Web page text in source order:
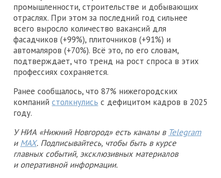
промышленности, строительстве и добывающих
отраслях. При этом за последний год сильнее
всего выросло количество вакансий для
фасадчиков (+99%), плиточников (+91%) и
автомаляров (+70%). Всё это, по его словам,
подтверждает, что тренд на рост спроса в этих
профессиях сохраняется.
Ранее сообщалось, что 87% нижегородских
компаний столкнулись с дефицитом кадров в 2025
году.
У НИА «Нижний Новгород» есть каналы в Telegram
и MAX. Подписывайтесь, чтобы быть в курсе
главных событий, эксклюзивных материалов
и оперативной информации.